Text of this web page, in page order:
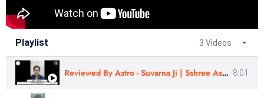
Playlist 3 Videos
Reviewed By Astro - Suvarna Ji | Sshree Astro Vastu 8:01